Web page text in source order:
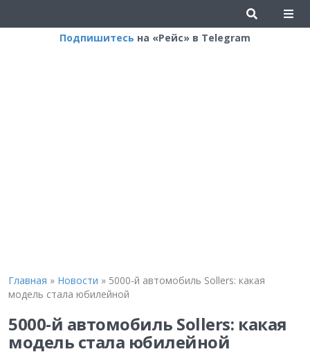
Подпишитесь на «Рейс» в Telegram
Главная » Новости » 5000-й автомобиль Sollers: какая
модель стала юбилейной
5000-й автомобиль Sollers: какая
модель стала юбилейной